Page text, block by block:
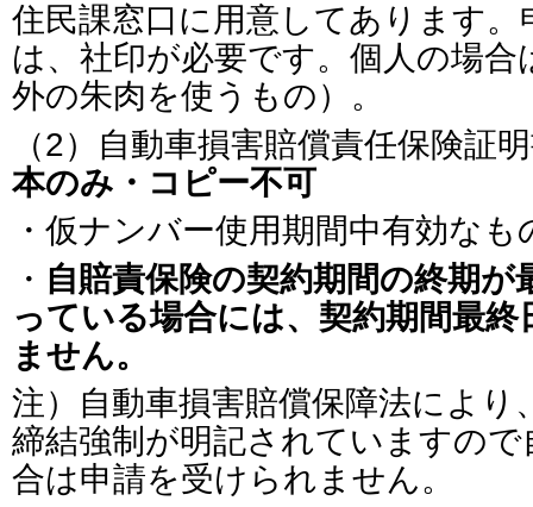
住民課窓口に用意してあります
は、社印が必要です。個人の場
外の朱肉を使うもの）。
（2）自動車損害賠償責任保険証
本のみ・コピー不可
・仮ナンバー使用期間中有効なも
・ 自賠責保険の契約期間の終期
っている場合には、契約期間最
ません。
注）自動車損害賠償保障法により
締結強制が明記されていますの
合は申請を受けられません。